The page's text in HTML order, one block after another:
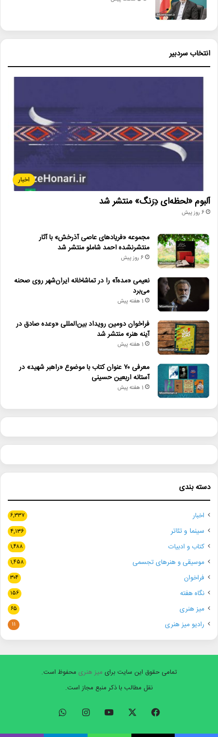
انتخاب سردبیر
اخبار
آلبوم «لحظه‌ای دِرَنگ» منتشر شد
6 روز پیش
مجموعه «فریادهای عاصی آذرخش» با آثار
منتشرنشده احمد شاملو منتشر شد
6 روز پیش
نعیمی «مده‌آ» را در تماشاخانه ایران‌شهر روی صحنه
می‌برد
1 هفته پیش
فراخوان دومین رویداد بین‌المللی «وعده صادق در
آینه هنر» منتشر شد
1 هفته پیش
معرفی ۷۰ عنوان کتاب با موضوع «راهبر شهید» در
آستانه اربعین حسینی
1 هفته پیش
دسته بندی
اخبار ۶,۳۳۷
سینما و تئاتر ۴,۱۳۶
کتاب و ادبیات ۱,۴۸۸
موسیقی و هنرهای تجسمی ۱,۴۵۸
فراخوان ۳۰۴
نگاه هفته ۱۵۶
میز هنری ۶۵
رادیو میز هنری ۱۱
تمامی حقوق این سایت برای میز هنری محفوظ است.
نقل مطالب با ذکر منبع مجاز است.
فیسبوک ایکس یوتیوب اینستاگرام